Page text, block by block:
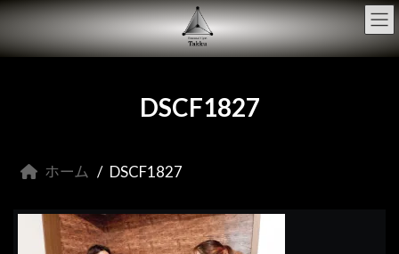
コ
テ
ナ
ゲ
DSCF1827
ホーム DSCF1827